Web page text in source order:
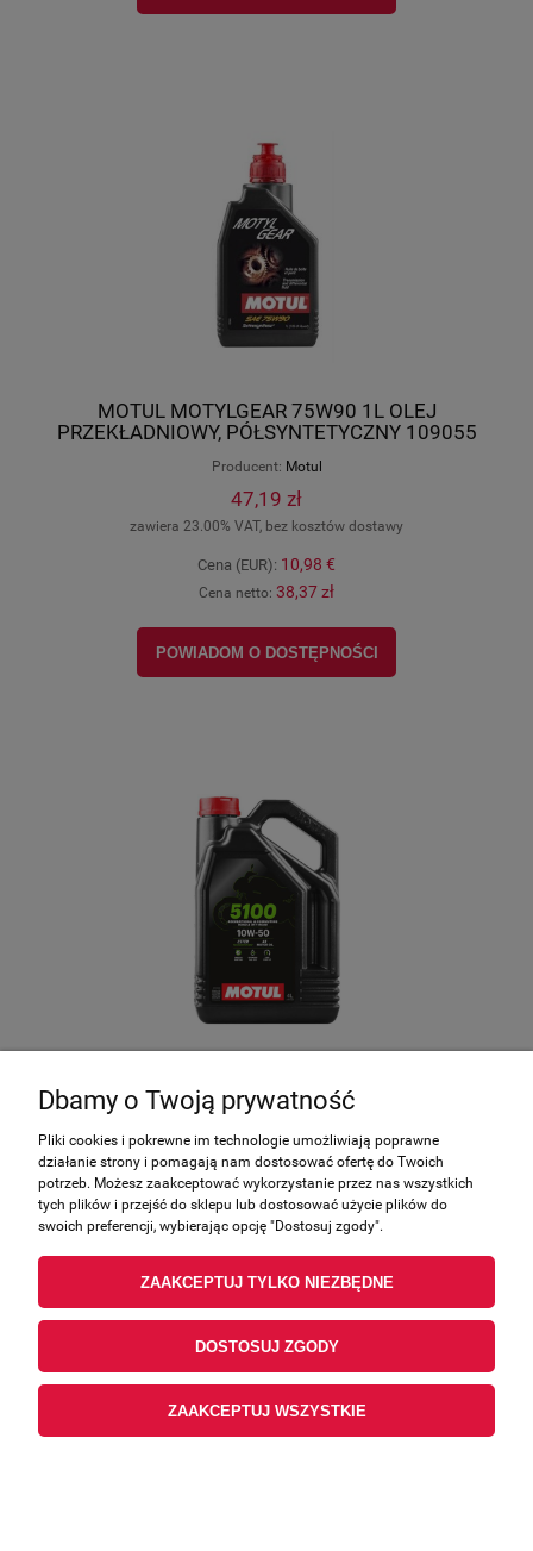
MOTUL MOTYLGEAR 75W90 1L OLEJ
PRZEKŁADNIOWY, PÓŁSYNTETYCZNY 109055
Producent: Motul
47,19 zł
zawiera 23.00% VAT, bez kosztów dostawy
Cena (EUR): 10,98 €
Cena netto: 38,37 zł
POWIADOM O DOSTĘPNOŚCI
MU101417
47,42 zł
zawiera 23.00% VAT, bez kosztów dostawy
Cena netto:38,55 zł
DO KOSZYKA
Dbamy o Twoją prywatność
Pliki cookies i pokrewne im technologie umożliwiają poprawne
działanie strony i pomagają nam dostosować ofertę do Twoich
potrzeb. Możesz zaakceptować wykorzystanie przez nas wszystkich
tych plików i przejść do sklepu lub dostosować użycie plików do
swoich preferencji, wybierając opcję "Dostosuj zgody".
ZAAKCEPTUJ TYLKO NIEZBĘDNE
DOSTOSUJ ZGODY
ZAAKCEPTUJ WSZYSTKIE